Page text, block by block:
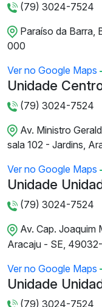
(79) 3024-7524
Paraíso da Barra,
000
Ver no Google Maps
Unidade
(79) 3024-7524
Av. Ministro
sala 102 - Jardins,
Ver no Google Maps
Unidade
(79) 3024-7524
Av. Cap. Joaquim
Aracaju - SE,
Ver no Google Maps
Unidade
(79) 3024-7524